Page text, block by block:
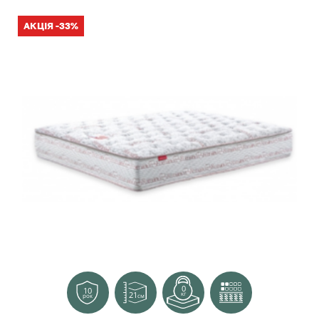
АКЦІЯ -33%
10
рок 21см
0
кг